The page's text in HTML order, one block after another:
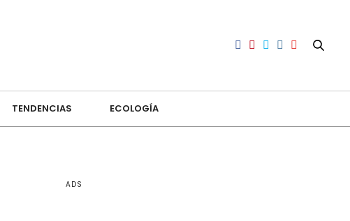
TENDENCIAS ECOLOGÍA
ADS